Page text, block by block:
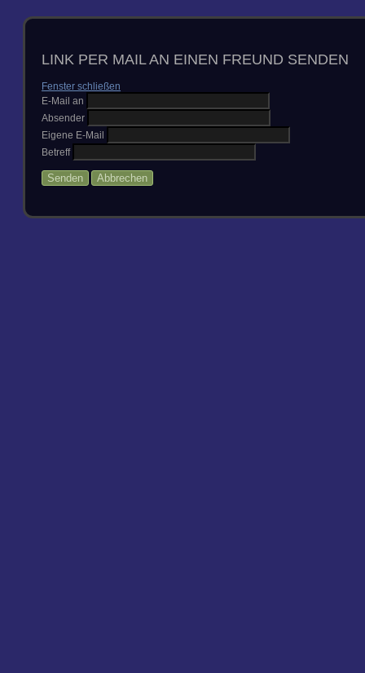
LINK PER MAIL AN EINEN FREUND SENDEN
Fenster schließen
E-Mail an
Absender
Eigene E-Mail
Betreff
Senden Abbrechen